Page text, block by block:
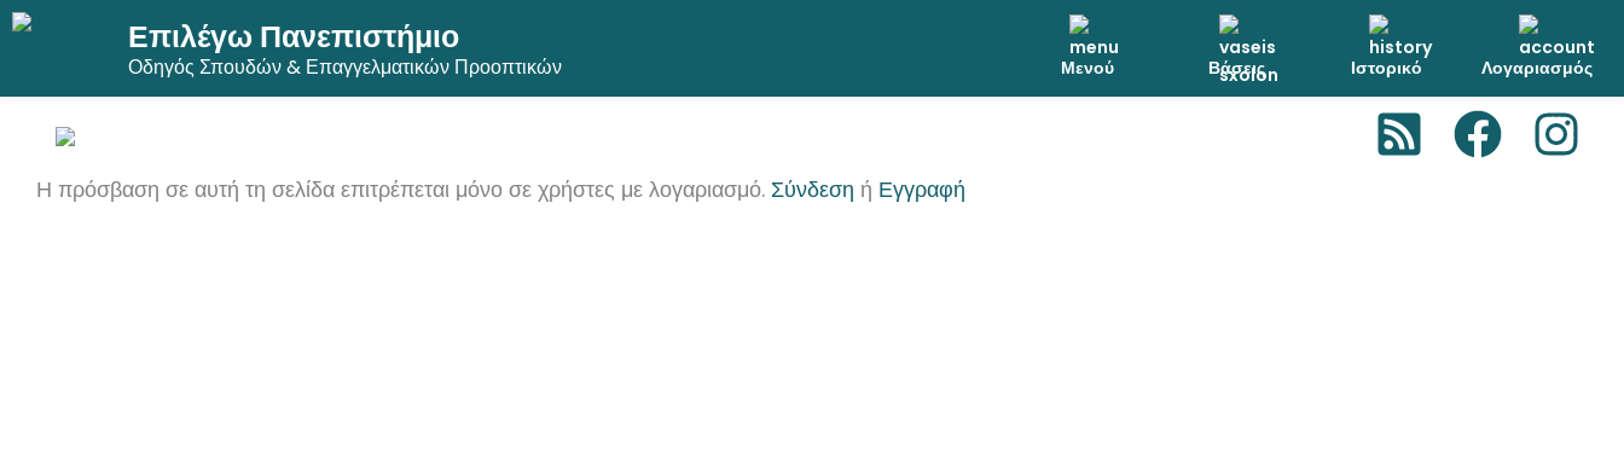
στο
περιεχόμενο
Η πρόσβαση σε αυτή τη σελίδα επιτρέπεται μόνο σε χρήστες με λογαριασμό. Σύνδεση ή Εγγραφή
Επιλέγω Πανεπιστήμιο
Οδηγός Σπουδών & Επαγγελματικών Προοπτικών Μενού Βάσεις Ιστορικό Λογαριασμός